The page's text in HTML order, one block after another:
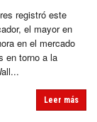
registró este
el mayor en
en el mercado
en torno a la
Leer más